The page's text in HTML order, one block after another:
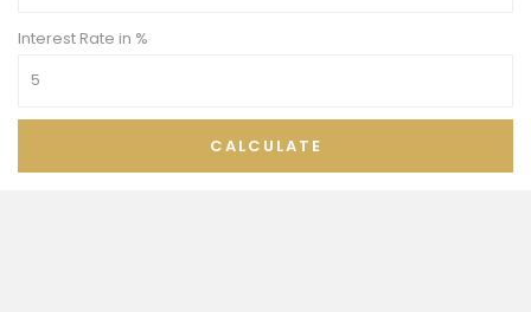
Interest Rate in %
CALCULATE